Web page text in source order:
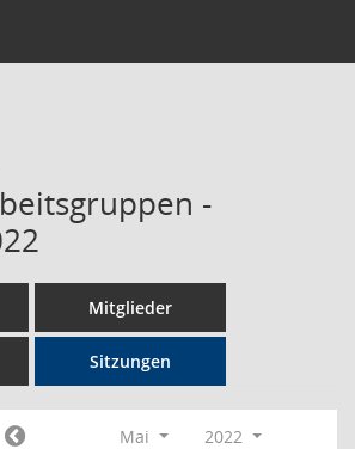
-
Mitglieder
Sitzungen
Mai
2022